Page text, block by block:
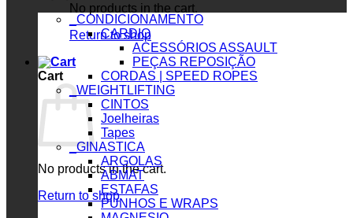
No products in the cart.
Return to shop
Cart
No products in the cart.
Return to shop
_CONDICIONAMENTO
CARDIO
ACESSÓRIOS ASSAULT
PEÇAS REPOSIÇÃO
CORDAS | SPEED ROPES
_WEIGHTLIFTING
CINTOS
Joelheiras
Tapes
_GINASTICA
ARGOLAS
ABMAT
ESTAFAS
PUNHOS E WRAPS